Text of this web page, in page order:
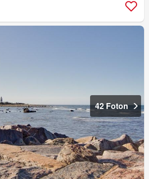
42 Foton